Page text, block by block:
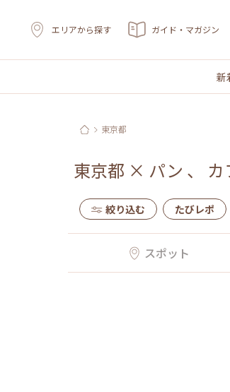
エリアから探す ガイド・マガジン
新
東京都
東京都 × パン 、 カ
絞り込む たびレポ
スポット